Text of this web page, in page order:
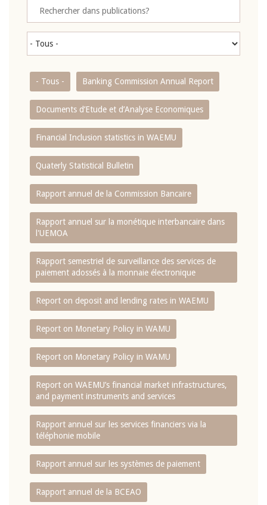
- Tous - Banking Commission Annual Report
Documents d’Etude et d’Analyse Economiques
Financial Inclusion statistics in WAEMU
Quaterly Statistical Bulletin
Rapport annuel de la Commission Bancaire
Rapport annuel sur la monétique interbancaire dans
l'UEMOA
Rapport semestriel de surveillance des services de
paiement adossés à la monnaie électronique
Report on deposit and lending rates in WAEMU
Report on Monetary Policy in WAMU
Report on Monetary Policy in WAMU
Report on WAEMU’s financial market infrastructures,
and payment instruments and services
Rapport annuel sur les services financiers via la
téléphonie mobile
Rapport annuel sur les systèmes de paiement
Rapport annuel de la BCEAO